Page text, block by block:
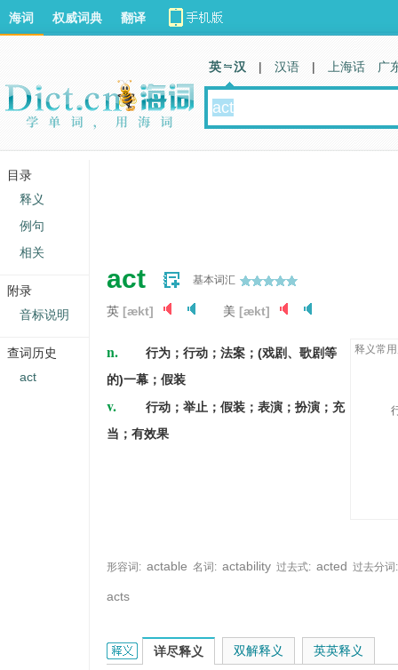
act 基本词汇
英 [ækt] 美 [ækt]
n.
行为；行动；法案；(戏剧、歌剧等
的)一幕；假装
v.
行动；举止；假装；表演；扮演；充
当；有效果
释义常
形容词: actable 名词: actability 过去式: acted 过去分词:
acts
act的英文翻译是什么意思，词典释义与在线翻译：
详尽释义 双解释义 英英释义
海词 权威词典 翻译
英 汉 | 汉语 | 上海话 广
目录
释义
例句
相关
附录
音标说明
查词历史
act